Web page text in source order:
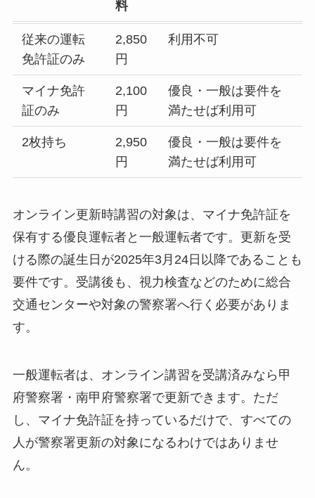
料
従来の運転
免許証のみ
2,850
円
利用不可
マイナ免許
証のみ
2,100
円
優良・一般は要件を
満たせば利用可
2枚持ち
2,950
円
優良・一般は要件を
満たせば利用可
オンライン更新時講習の対象は、マイナ免許証を
保有する優良運転者と一般運転者です。更新を受
ける際の誕生日が2025年3月24日以降であることも
要件です。受講後も、視力検査などのために総合
交通センターや対象の警察署へ行く必要がありま
す。
一般運転者は、オンライン講習を受講済みなら甲
府警察署・南甲府警察署で更新できます。ただ
し、マイナ免許証を持っているだけで、すべての
人が警察署更新の対象になるわけではありませ
ん。